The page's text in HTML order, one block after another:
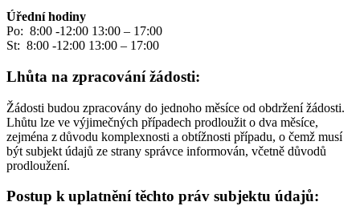
Úřední hodiny
Po: 8:00 -12:00 13:00 – 17:00
St: 8:00 -12:00 13:00 – 17:00
Lhůta na zpracování žádosti:
Žádosti budou zpracovány do jednoho měsíce od obdržení žádosti.
Lhůtu lze ve výjimečných případech prodloužit o dva měsíce,
zejména z důvodu komplexnosti a obtížnosti případu, o čemž musí
být subjekt údajů ze strany správce informován, včetně důvodů
prodloužení.
Postup k uplatnění těchto práv subjektu údajů: